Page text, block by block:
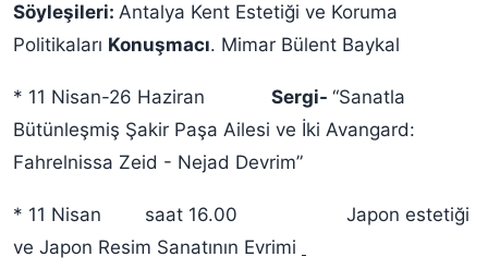
Söyleşileri: Antalya Kent Estetiği ve Koruma
Politikaları Konuşmacı. Mimar Bülent Baykal
* 11 Nisan-26 Haziran Sergi- “Sanatla
Bütünleşmiş Şakir Paşa Ailesi ve İki Avangard:
Fahrelnissa Zeid - Nejad Devrim”
* 11 Nisan saat 16.00 Japon estetiği
ve Japon Resim Sanatının Evrimi